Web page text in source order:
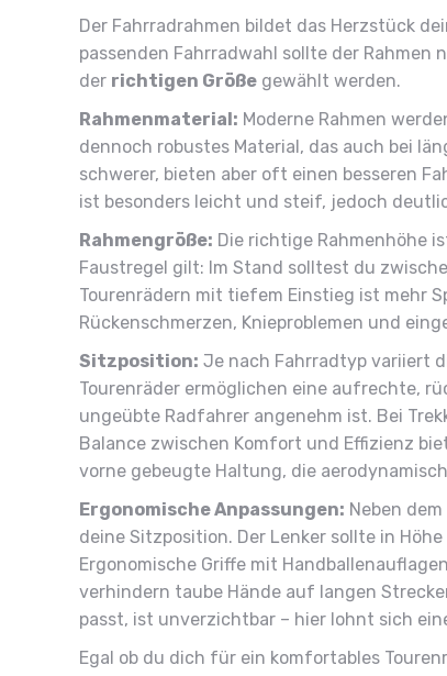
Der Fahrradrahmen bildet das Herzstück
passenden Fahrradwahl sollte der
der richtigen Größe gewählt werden.
Rahmenmaterial: Moderne Rahmen
dennoch robustes Material, das auch bei
schwerer, bieten aber oft einen besseren
ist besonders leicht und steif, jedoch
Rahmengröße: Die richtige Rahmenhöhe
Faustregel gilt: Im Stand solltest du
Tourenrädern mit tiefem Einstieg ist mehr
Rückenschmerzen, Knieproblemen und
Sitzposition: Je nach Fahrradtyp variiert
Tourenräder ermöglichen eine aufrechte,
ungeübte Radfahrer angenehm ist. Bei
Balance zwischen Komfort und Effizienz
vorne gebeugte Haltung, die
Ergonomische Anpassungen: Neben
deine Sitzposition. Der Lenker sollte in
Ergonomische Griffe mit
verhindern taube Hände auf langen
passt, ist unverzichtbar – hier lohnt sich
Egal ob du dich für ein komfortables